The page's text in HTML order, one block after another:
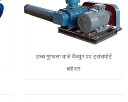
उच्च गुणवत्ता वाले वैक्यूम पंप ट्रांसपोर्ट
ब्लोअर